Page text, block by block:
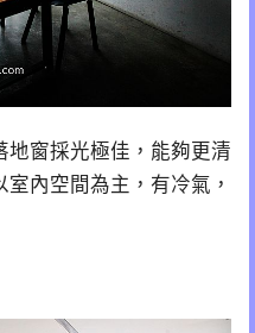
窗採光極佳，能夠更清
內空間為主，有冷氣，